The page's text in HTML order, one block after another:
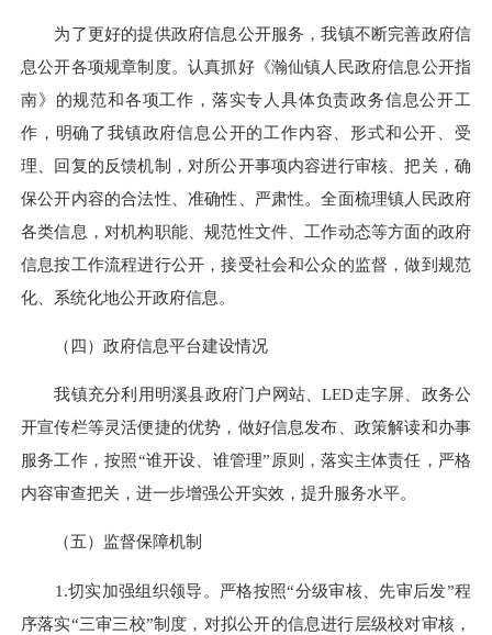
为了更好的提供政府信息公开服务，我镇不断完善政府信
息公开各项规章制度。认真抓好《瀚仙镇人民政府信息公开指
南》的规范和各项工作，落实专人具体负责政务信息公开工
作，明确了我镇政府信息公开的工作内容、形式和公开、受
理、回复的反馈机制，对所公开事项内容进行审核、把关，确
保公开内容的合法性、准确性、严肃性。全面梳理镇人民政府
各类信息，对机构职能、规范性文件、工作动态等方面的政府
信息按工作流程进行公开，接受社会和公众的监督，做到规范
化、系统化地公开政府信息。
（四）政府信息平台建设情况
我镇充分利用明溪县政府门户网站、LED走字屏、政务公
开宣传栏等灵活便捷的优势，做好信息发布、政策解读和办事
服务工作，按照“谁开设、谁管理”原则，落实主体责任，严格
内容审查把关，进一步增强公开实效，提升服务水平。
（五）监督保障机制
1.切实加强组织领导。严格按照“分级审核、先审后发”程
序落实“三审三校”制度，对拟公开的信息进行层级校对审核，